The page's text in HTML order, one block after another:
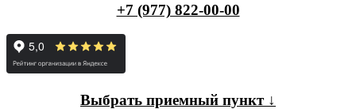
+7 (977) 822-00-00
Выбрать приемный пункт ↓